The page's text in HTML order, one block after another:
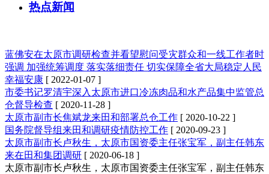
热点新闻
蓝佛安在太原市调研检查并看望慰问受灾群众和一线工作者时
强调 加强统筹调度 落实落细责任 切实保障全省大局稳定人民
幸福安康 [ 2022-01-07 ]
市委书记罗清宇深入太原市进口冷冻肉品和水产品集中监管总
仓督导检查 [ 2020-11-28 ]
太原市副市长焦斌龙来田和部署总仓工作 [ 2020-10-22 ]
国务院督导组来田和调研疫情防控工作 [ 2020-09-23 ]
太原市副市长卢秋生，太原市国资委主任张宝军，副主任韩东
来在田和集团调研 [ 2020-06-18 ]
太原市副市长卢秋生，太原市国资委主任张宝军，副主任韩东